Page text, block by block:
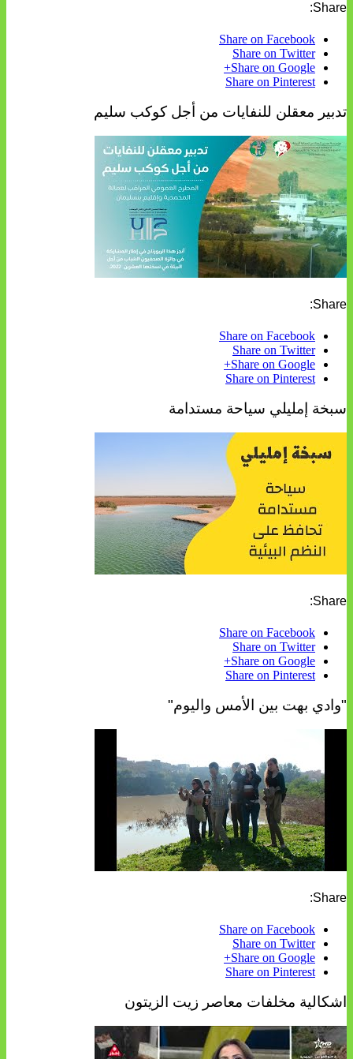
Share:
Share on Facebook
Share on Twitter
Share on Google+
Share on Pinterest
تدبير معقلن للنفايات من أجل كوكب سليم
Share:
Share on Facebook
Share on Twitter
Share on Google+
Share on Pinterest
سبخة إمليلي سياحة مستدامة
Share:
Share on Facebook
Share on Twitter
Share on Google+
Share on Pinterest
"وادي بهت بين الأمس واليوم"
Share:
Share on Facebook
Share on Twitter
Share on Google+
Share on Pinterest
اشكالية مخلفات معاصر زيت الزيتون